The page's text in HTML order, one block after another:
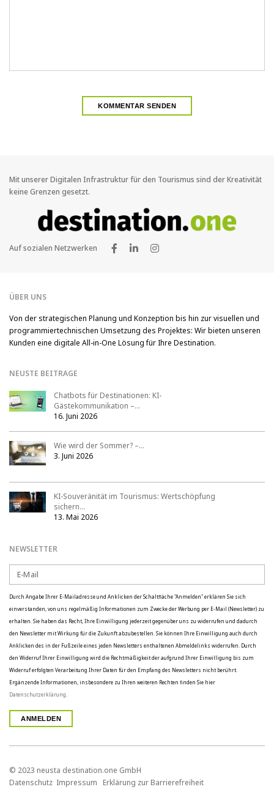
Mit unserer Digitalen Infrastruktur für den Tourismus sind der Kreativität
keine Grenzen gesetzt.
Auf sozialen Netzwerken
ÜBER UNS
Von der strategischen Planung und Konzeption bis hin zur visuellen und
programmiertechnischen Umsetzung des Projektes: Wir bieten unseren
Kunden eine digitale All-in-One Lösung für Ihre Destination.
NEUSTE BEITRAGE
Chatbots für Destinationen: KI-
Gästekommunikation –…
16. Juni 2026
Wie wird der Sommer? –…
3. Juni 2026
KI-Souveränität im Tourismus: Wertschöpfung
sichern…
13. Mai 2026
NEWSLETTER
Durch Angabe Ihrer E-Mailadresse und Anklicken der Schaltfläche "Anmelden" erklären Sie sich
einverstanden, von uns regelmäßig Informationen zum Zwecke der Werbung per E-Mail (Newsletter) zu
erhalten. Sie haben das Recht, Ihre Einwilligung jederzeit gegenüber uns zu widerrufen und dadurch
den Newsletter mit Wirkung für die Zukunft abzubestellen. Sie können Ihre Einwilligung auch durch
Anklicken des in der Fußzeile eines jeden Newsletters enthaltenen Abmeldelinks widerrufen. Durch
den Widerruf Ihrer Einwilligung wird die Rechtmäßigkeit der aufgrund Ihrer Einwilligung bis zum
Widerruf erfolgten Verarbeitung Ihrer Daten für den Empfang des Newsletters nicht berührt.
Ergänzende Informationen, insbesondere zu Ihren weiteren Rechten finden Sie hier
Datenschutzerklärung
© 2023 neusta destination.one GmbH
Datenschutz Impressum Erklärung zur Barrierefreiheit